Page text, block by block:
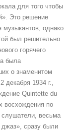
для того чтобы
Это решение
однако
был решительно
горячего
была
о знаменитом
декабря 1934 г.,
Quintette du
восхождения по
слушатели, весьма
сразу были